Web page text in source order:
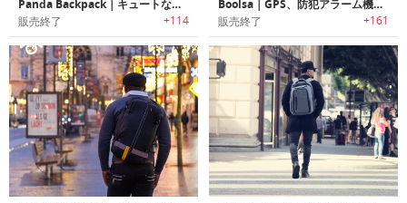
Panda Backpack｜キュートなパンダデザインバックパック
販売終了 +114
Boolsa｜GPS、防犯アラーム機能搭載の多機能バックパック「ボーサ」
販売終了 +161